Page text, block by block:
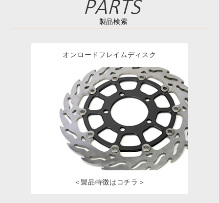
製品検索
オンロードフレイムディスク
＜製品特徴はコチラ＞